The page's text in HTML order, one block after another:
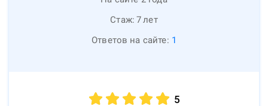
Стаж: 7лет
Ответов на сайте: 1
5